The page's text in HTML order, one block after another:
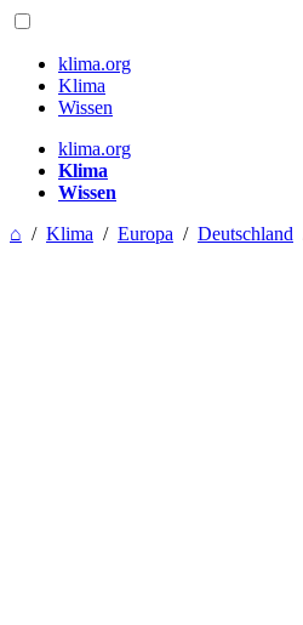
klima.org
Klima
Wissen
klima.org
Klima
Wissen
⌂ / Klima / Europa / Deutschland